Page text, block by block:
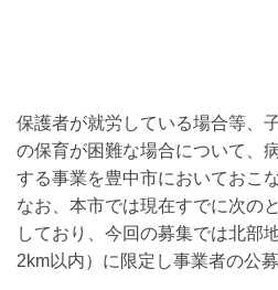
保護者が就労している場合等、
の保育が困難な場合について、
する事業を豊中市においておこ
なお、本市では現在すでに次の
しており、今回の募集では北部
2km以内）に限定し事業者の公